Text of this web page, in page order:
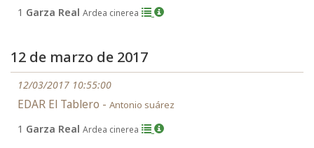
1 Garza Real Ardea cinerea
12 de marzo de 2017
12/03/2017 10:55:00
EDAR El Tablero - Antonio suárez
1 Garza Real Ardea cinerea